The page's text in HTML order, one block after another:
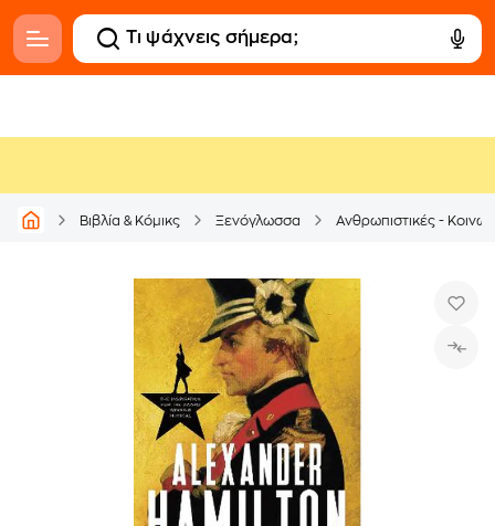
Βιβλία & Κόμικς Ξενόγλωσσα Ανθρωπιστικές -